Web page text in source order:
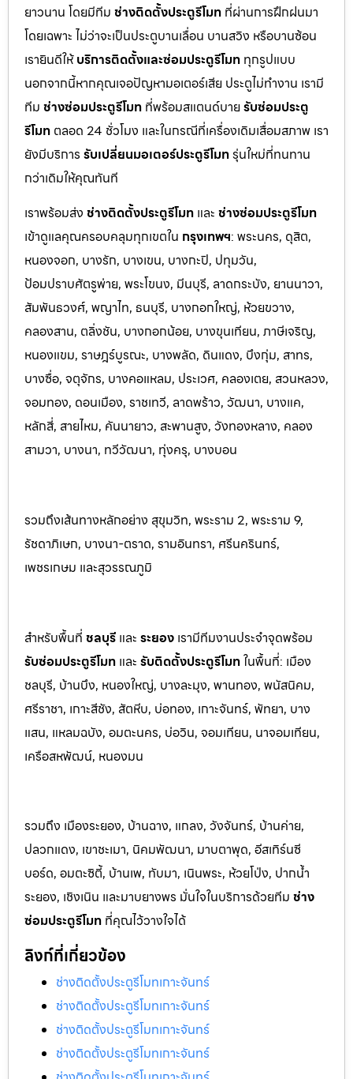
ยาวนาน โดยมีทีม ช่างติดตั้งประตูรีโมท ที่ผ่านการฝึกฝนมา
โดยเฉพาะ ไม่ว่าจะเป็นประตูบานเลื่อน บานสวิง หรือบานซ้อน
เรายินดีให้บริการติดตั้งและซ่อมประตูรีโมท ทุกรูปแบบ
นอกจากนี้หากคุณเจอปัญหามอเตอร์เสีย ประตูไม่ทำงาน เรามี
ทีม ช่างซ่อมประตูรีโมท ที่พร้อมสแตนด์บาย รับซ่อมประตู
รีโมท ตลอด 24 ชั่วโมง และในกรณีที่เครื่องเดิมเสื่อมสภาพ เรา
ยังมีบริการ รับเปลี่ยนมอเตอร์ประตูรีโมทรุ่นใหม่ที่ทนทาน
กว่าเดิมให้คุณทันที
เราพร้อมส่ง ช่างติดตั้งประตูรีโมท และ ช่างซ่อมประตูรีโมท
เข้าดูแลคุณครอบคลุมทุกเขตใน กรุงเทพฯ: พระนคร, ดุสิต,
หนองจอก, บางรัก, บางเขน, บางกะปิ, ปทุมวัน,
ป้อมปราบศัตรูพ่าย, พระโขนง, มีนบุรี, ลาดกระบัง, ยานนาวา,
สัมพันธวงศ์, พญาไท, ธนบุรี, บางกอกใหญ่, ห้วยขวาง,
คลองสาน, ตลิ่งชัน, บางกอกน้อย, บางขุนเทียน, ภาษีเจริญ,
หนองแขม, ราษฎร์บูรณะ, บางพลัด, ดินแดง, บึงกุ่ม, สาทร,
บางซื่อ, จตุจักร, บางคอแหลม, ประเวศ, คลองเตย, สวนหลวง,
จอมทอง, ดอนเมือง, ราชเทวี, ลาดพร้าว, วัฒนา, บางแค,
หลักสี่, สายไหม, คันนายาว, สะพานสูง, วังทองหลาง, คลอง
สามวา, บางนา, ทวีวัฒนา, ทุ่งครุ, บางบอน
รวมถึงเส้นทางหลักอย่าง สุขุมวิท, พระราม 2, พระราม 9,
รัชดาภิเษก, บางนา-ตราด, รามอินทรา, ศรีนครินทร์,
เพชรเกษม และสุวรรณภูมิ
สำหรับพื้นที่ ชลบุรี และ ระยอง เรามีทีมงานประจำจุดพร้อม
รับซ่อมประตูรีโมท และ รับติดตั้งประตูรีโมทในพื้นที่: เมือง
ชลบุรี, บ้านบึง, หนองใหญ่, บางละมุง, พานทอง, พนัสนิคม,
ศรีราชา, เกาะสีชัง, สัตหีบ, บ่อทอง, เกาะจันทร์, พัทยา, บาง
แสน, แหลมฉบัง, อมตะนคร, บ่อวิน, จอมเทียน, นาจอมเทียน,
เครือสหพัฒน์, หนองมน
รวมถึง เมืองระยอง, บ้านฉาง, แกลง, วังจันทร์, บ้านค่าย,
ปลวกแดง, เขาชะเมา, นิคมพัฒนา, มาบตาพุด, อีสเทิร์นซี
บอร์ด, อมตะซิตี้, บ้านเพ, ทับมา, เนินพระ, ห้วยโป่ง, ปากน้ำ
ระยอง, เชิงเนิน และมาบยางพร มั่นใจในบริการด้วยทีม ช่าง
ซ่อมประตูรีโมท ที่คุณไว้วางใจได้
ลิงก์ที่เกี่ยวข้อง
ช่างติดตั้งประตูรีโมทเกาะจันทร์
ช่างติดตั้งประตูรีโมทเกาะจันทร์
ช่างติดตั้งประตูรีโมทเกาะจันทร์
ช่างติดตั้งประตูรีโมทเกาะจันทร์